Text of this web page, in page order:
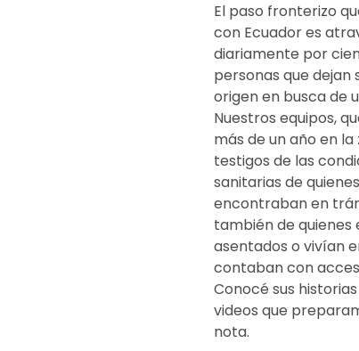
El paso fronterizo
con Ecuador es
diariamente por
personas que dejan
origen en busca de
Nuestros equipos,
más de un año en
testigos de las
sanitarias de
encontraban en
también de quienes
asentados o vivían
contaban con
Conocé sus
videos que
nota.